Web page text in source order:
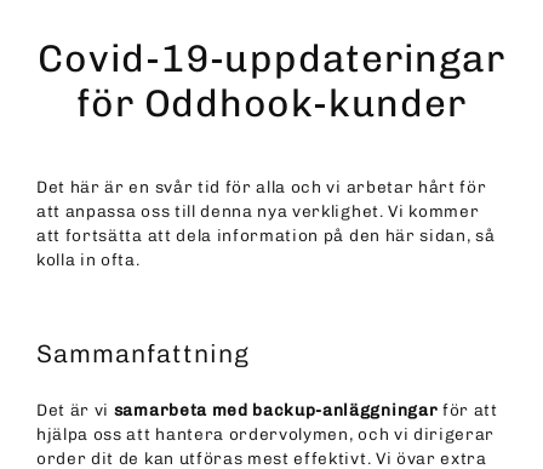
contentCovid-19-uppdateringar
för Oddhook-kunder
Det här är en svår tid för alla och vi arbetar hårt för
att anpassa oss till denna nya verklighet. Vi kommer
att fortsätta att dela information på den här sidan, så
kolla in ofta.
Sammanfattning
Det är vi samarbeta med backup-anläggningar för att
hjälpa oss att hantera ordervolymen, och vi dirigerar
order dit de kan utföras mest effektivt. Vi övar extra